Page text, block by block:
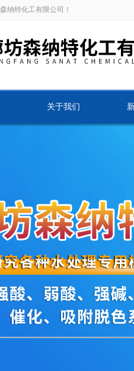
纳特化工有限公司！
关于我们